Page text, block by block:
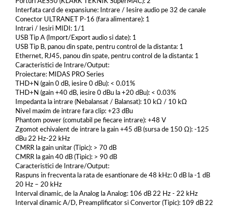
Interfata card de expansiune: Intrare / Iesire audio pe 32 de canale
Conector ULTRANET P-16 (fara alimentare): 1
Intrari / Iesiri MIDI: 1/1
USB Tip A (Import/Export audio si date): 1
USB Tip B, panou din spate, pentru control de la distanta: 1
Ethernet, RJ45, panou din spate, pentru control de la distanta: 1
Caracteristici de Intrare/Output:
Proiectare: MIDAS PRO Series
THD+N (gain 0 dB, iesire 0 dBu): < 0.01%
THD+N (gain +40 dB, iesire 0 dBu la +20 dBu): < 0.03%
Impedanta la intrare (Nebalansat / Balansat): 10 kΩ / 10 kΩ
Nivel maxim de intrare fara clip: +23 dBu
Phantom power (comutabil pe fiecare intrare): +48 V
Zgomot echivalent de intrare la gain +45 dB (sursa de 150 Ω): -125
dBu 22 Hz-22 kHz
CMRR la gain unitar (Tipic): > 70 dB
CMRR la gain 40 dB (Tipic): > 90 dB
Caracteristici de Intrare/Output:
Raspuns in frecventa la rata de esantionare de 48 kHz: 0 dB la -1 dB
20 Hz – 20 kHz
Interval dinamic, de la Analog la Analog: 106 dB 22 Hz - 22 kHz
Interval dinamic A/D, Preamplificator si Convertor (Tipic): 109 dB 22